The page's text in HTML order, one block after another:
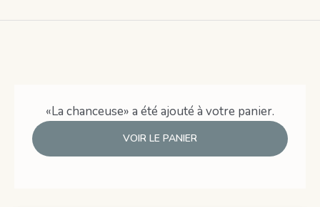
«La chanceuse» a été ajouté à votre panier.
VOIR LE PANIER